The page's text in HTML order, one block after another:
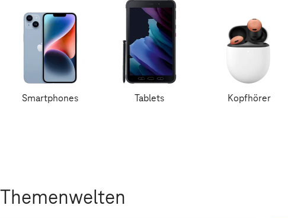
Smartphones Tablets Kopfhörer
Themenwelten